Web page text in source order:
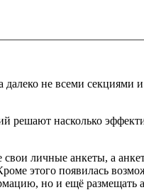
не всеми секциями
решают насколько
личные анкеты, а
этого появилась
но и ещё размещать